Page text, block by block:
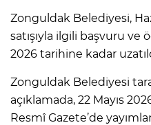
Zonguldak Belediyesi,
satışıyla ilgili başvuru ve
2026 tarihine kadar
Zonguldak Belediyesi
açıklamada, 22 Mayıs
Resmî Gazete’de